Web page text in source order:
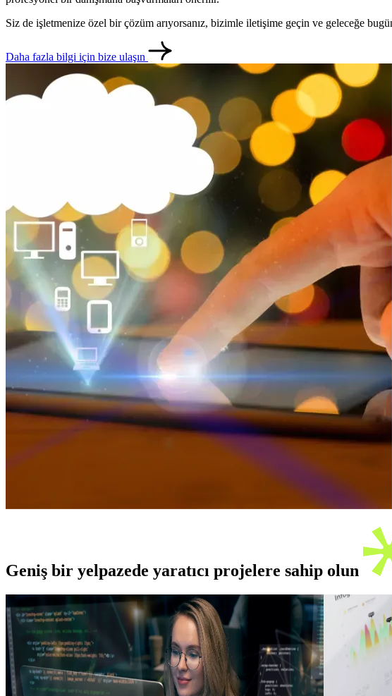
Siz de işletmenize özel bir çözüm arıyorsanız, bizimle iletişime geçin ve geleceğe
Daha fazla bilgi için bize ulaşın
Geniş bir yelpazede yaratıcı projelere sahip olun